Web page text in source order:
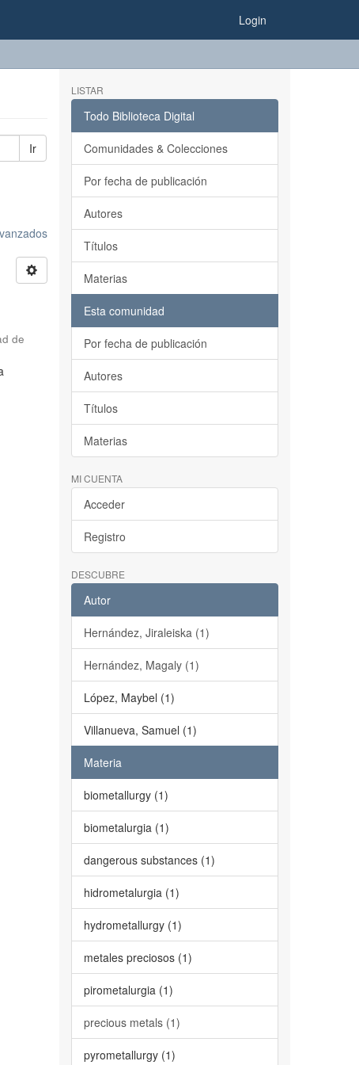
Login
Ir
de
LISTAR
Todo Biblioteca Digital
Comunidades & Colecciones
Por fecha de publicación
Autores
Títulos
Materias
Esta comunidad
Por fecha de publicación
Autores
Títulos
Materias
MI CUENTA
Acceder
Registro
DESCUBRE
Autor
Hernández, Jiraleiska (1)
Hernández, Magaly (1)
López, Maybel (1)
Villanueva, Samuel (1)
Materia
biometallurgy (1)
biometalurgia (1)
dangerous substances (1)
hidrometalurgia (1)
hydrometallurgy (1)
metales preciosos (1)
pirometalurgia (1)
precious metals (1)
pyrometallurgy (1)